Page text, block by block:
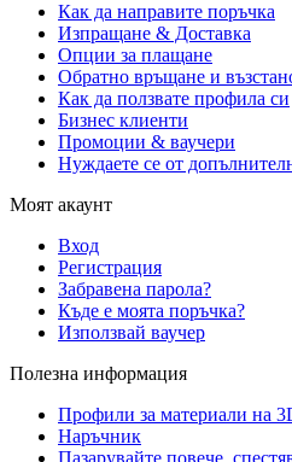
Как да направите поръчка
Изпращане & Доставка
Опции за плащане
Обратно връщане и
Как да ползвате профила си
Бизнес клиенти
Промоции & ваучери
Нуждаете се от
Моят акаунт
Вход
Регистрация
Забравена парола?
Къде е моята поръчка?
Използвай ваучер
Полезна информация
Профили за материали на
Наръчник